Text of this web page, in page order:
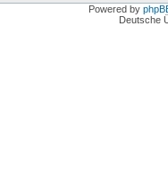
Powered by
Deutsche